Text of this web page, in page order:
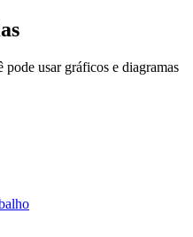
usar gráficos e diagramas